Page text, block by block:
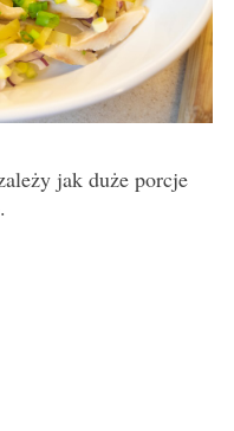
jak duże porcje